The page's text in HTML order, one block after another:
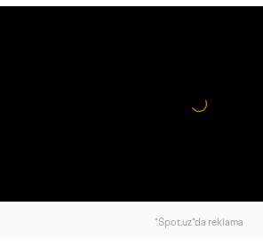
"Spot.uz"da reklama